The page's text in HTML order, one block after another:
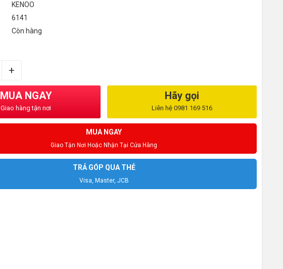
KENOO
6141
Còn hàng
+
MUA NGAY
Giao hàng tận nơi
Hãy gọi
Liên hệ 0981 169 516
MUA NGAY
Giao Tận Nơi Hoặc Nhận Tại Cửa Hàng
TRẢ GÓP QUA THẺ
Visa, Master, JCB